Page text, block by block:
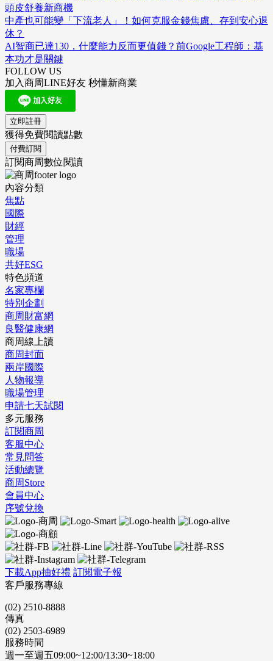
頭皮舒養新商機
中產也可能變「下流老人」！如何克服金錢焦慮、存到安心退
休？
AI智商已達130，什麼能力反而更值錢？前Google工程師：基
本功才是關鍵
FOLLOW US
加入商周LINE好友 秒懂新商業
立即註冊
獲得免費閱讀點數
付費訂閱
訂閱商周數位閱讀
內容分類
焦點
國際
財經
管理
職場
共好ESG
特色頻道
名家專欄
特別企劃
商周財富網
良醫健康網
商周線上讀
商周封面
兩岸國際
人物報導
職場管理
申請七天試閱
多元服務
訂閱商周
客服中心
常見問答
活動總覽
商周Store
會員中心
序號兌換
下載App抽好禮 訂閱電子報
客戶服務專線
(02) 2510-8888
傳真
(02) 2503-6989
服務時間
週一至週五09:00~12:00/13:30~18:00